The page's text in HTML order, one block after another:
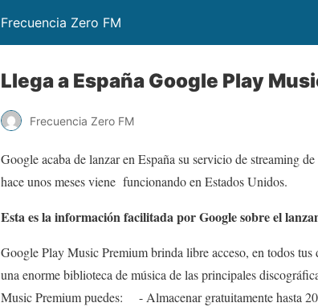
Frecuencia Zero FM
Llega a España Google Play
Frecuencia Zero FM
Google acaba de lanzar en España su servicio de streaming
hace unos meses viene funcionando en Estados Unidos.
Esta es la información facilitada por Google sobre el
Google Play Music Premium brinda libre acceso, en todos
una enorme biblioteca de música de las principales
Music Premium puedes: - Almacenar gratuitamente hasta